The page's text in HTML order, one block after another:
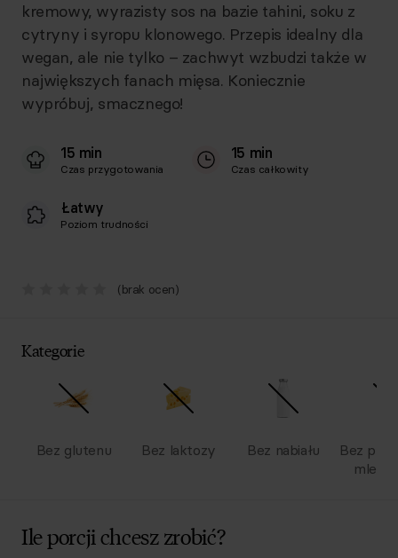
kremowy, wyrazisty sos na bazie tahini, soku z
cytryny i syropu klonowego. Przepis idealny dla
wegan, ale nie tylko – zachwyt wzbudzi także w
największych fanach mięsa. Koniecznie
wypróbuj, smacznego!
15 min
Czas przygotowania
15 min
Czas całkowity
Łatwy
Poziom trudności
(brak ocen)
Kategorie
Bez glutenu Bez laktozy Bez nabiału
Bez
Ile porcji chcesz zrobić?